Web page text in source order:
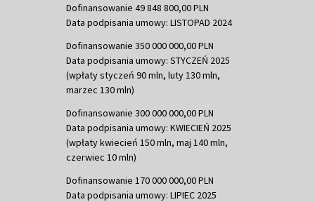
Dofinansowanie 49 848 800,00 PLN
Data podpisania umowy: LISTOPAD 2024
Dofinansowanie 350 000 000,00 PLN
Data podpisania umowy: STYCZEŃ 2025
(wpłaty styczeń 90 mln, luty 130 mln,
marzec 130 mln)
Dofinansowanie 300 000 000,00 PLN
Data podpisania umowy: KWIECIEŃ 2025
(wpłaty kwiecień 150 mln, maj 140 mln,
czerwiec 10 mln)
Dofinansowanie 170 000 000,00 PLN
Data podpisania umowy: LIPIEC 2025